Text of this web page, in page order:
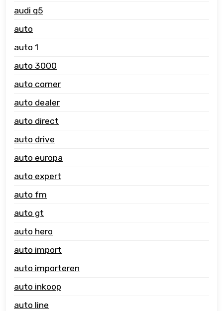
audi q5
auto
auto 1
auto 3000
auto corner
auto dealer
auto direct
auto drive
auto europa
auto expert
auto fm
auto gt
auto hero
auto import
auto importeren
auto inkoop
auto line